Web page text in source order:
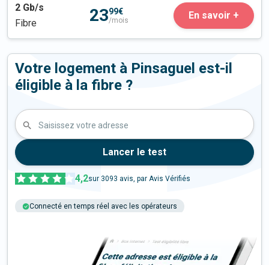
2 Gb/s
Fibre
2399€
/mois En savoir +
Votre logement à Pinsaguel est-il
éligible à la fibre ?
Saisissez votre adresse
Lancer le test
4,2sur 3093 avis, par Avis Vérifiés
Connecté en temps réel avec les opérateurs